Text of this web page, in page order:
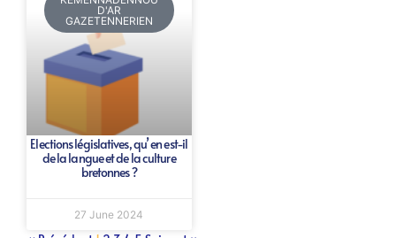
D'AR
GAZETENNERIEN
Elections législatives, qu’ en est-il
de la langue et de la culture
bretonnes ?
27 June 2024